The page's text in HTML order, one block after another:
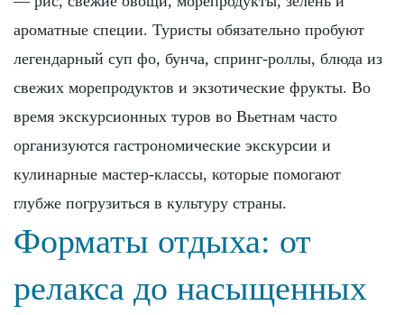
ароматные специи. Туристы обязательно пробуют
легендарный суп фо, бунча, спринг-роллы, блюда из
свежих морепродуктов и экзотические фрукты. Во
время экскурсионных туров во Вьетнам часто
организуются гастрономические экскурсии и
кулинарные мастер-классы, которые помогают
глубже погрузиться в культуру страны.
Форматы отдыха: от
релакса до насыщенных